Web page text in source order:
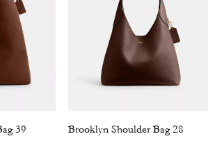
39 Brooklyn Shoulder Bag 28